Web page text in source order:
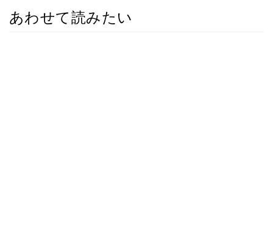
あわせて読みたい